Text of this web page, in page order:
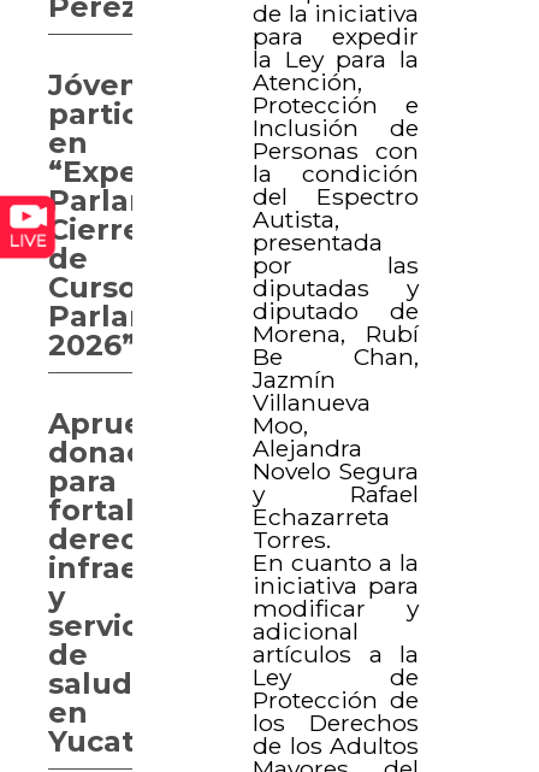
de la iniciativa
para expedir
la Ley para la
Atención,
Protección e
Inclusión de
Personas con
la condición
del Espectro
Autista,
presentada
por las
diputadas y
diputado de
Morena, Rubí
Be Chan,
Jazmín
Villanueva
Moo,
Alejandra
Novelo Segura
y Rafael
Echazarreta
Torres.
En cuanto a la
iniciativa para
modificar y
adicional
artículos a la
Ley de
Protección de
los Derechos
de los Adultos
Jóvenes
participan
en
“Experiencia
Parlamentaria.
Cierre
de
Curso
Parlamentario
2026”
Aprueban
donaciones
para
fortalecer
derechos,
infraestructura
y
servicios
de
salud
en
Yucatán